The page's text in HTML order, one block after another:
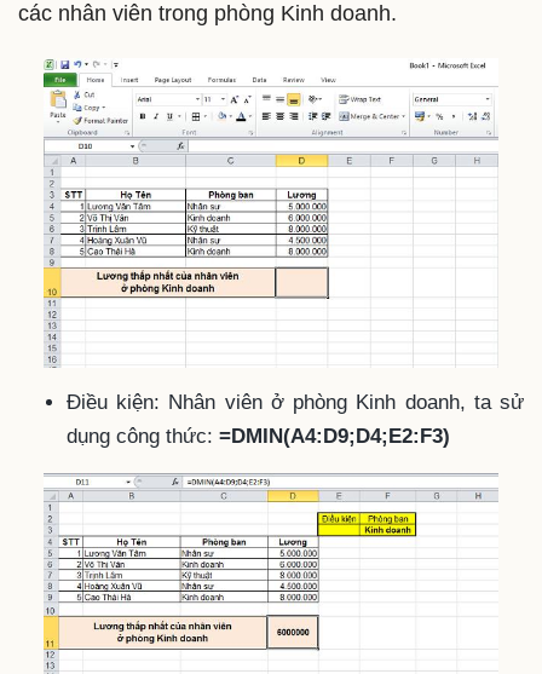
các nhân viên trong phòng Kinh doanh.
Điều kiện: Nhân viên ở phòng Kinh doanh, ta sử
dụng công thức: =DMIN(A4:D9;D4;E2:F3)